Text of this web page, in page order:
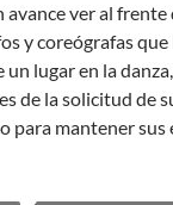
avance ver al
y coreógrafas
lugar en la
de la solicitud de
para mantener